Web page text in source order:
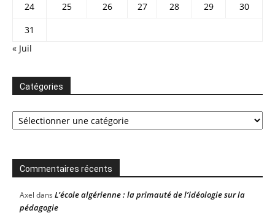
24
25 26 27 28 29
30
31
« Juil
Catégories
Catégories
Commentaires récents
Axel dans L’école algérienne : la primauté de l’idéologie sur la
pédagogie